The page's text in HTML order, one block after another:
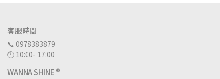
客服時間
📞 0978383879
🕛 10:00- 17:00
WANNA SHINE ®